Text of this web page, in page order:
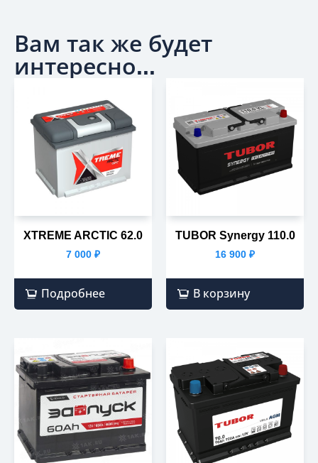
Вам так же будет
интересно...
XTREME ARCTIC 62.0
7 000 ₽
Подробнее
TUBOR Synergy 110.0
16 900 ₽
В корзину